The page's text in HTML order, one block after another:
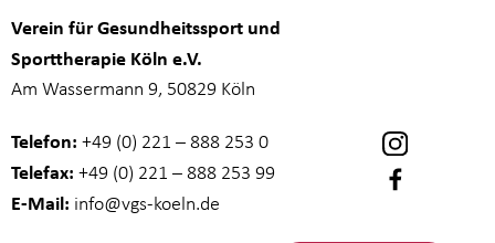
Verein für Gesundheitssport und
Sporttherapie Köln e.V.
Am Wassermann 9, 50829 Köln
Telefon: +49 (0) 221 – 888 253 0
Telefax: +49 (0) 221 – 888 253 99
E-Mail: info@vgs-koeln.de